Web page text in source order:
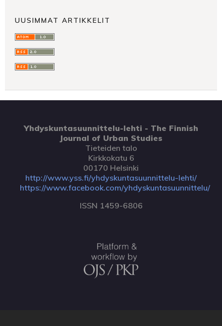
UUSIMMAT ARTIKKELIT
Yhdyskuntasuunnittelu-lehti - The Finnish
Journal of Urban Studies
Tieteiden talo
Kirkkokatu 6
00170 Helsinki
http://www.yss.fi/yhdyskuntasuunnittelu-lehti/
https://www.facebook.com/yhdyskuntasuunnittelu/
ISSN 1459-6806